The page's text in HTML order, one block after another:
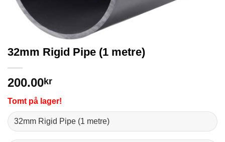
32mm Rigid Pipe (1 metre)
200.00kr
Tomt på lager!